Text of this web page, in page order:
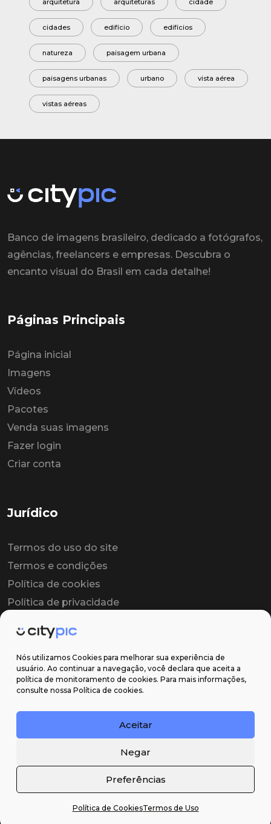
Nós utilizamos Cookies para melhorar sua experiência de
usuário. Ao continuar a navegação, você declara que aceita a
política de monitoramento de cookies. Para mais informações,
consulte nossa Política de cookies.
Aceitar
Negar
Preferências
Política de CookiesTermos de Uso
arquitetura arquiteturas cidade
cidades edifício edifícios
natureza paisagem urbana
paisagens urbanas urbano vista aérea
vistas aéreas
Banco de imagens brasileiro, dedicado a fotógrafos,
agências, freelancers e empresas. Descubra o
encanto visual do Brasil em cada detalhe!
Páginas Principais
Página inicial
Imagens
Vídeos
Pacotes
Venda suas imagens
Fazer login
Criar conta
Jurídico
Termos do uso do site
Termos e condições
Política de cookies
Política de privacidade
Contrato de licença
Suporte
Email: contato@citypic.com.br